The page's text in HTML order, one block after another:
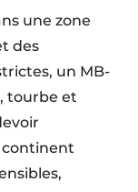
une zone
des
un MB-
tourbe et
continent